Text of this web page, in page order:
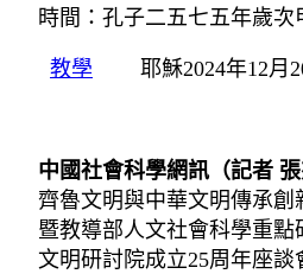
時間：孔子二五七五年歲次
教學 耶穌2024年12月
中國社會科學網訊（記者 張
齊魯文明與中華文明傳承創
暨教導部人文社會科學重點
文明研討院成立25周年座